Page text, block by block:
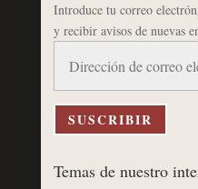
Introduce tu correo
y recibir avisos de nuevas
correo
electrónico
SUSCRIBIR
Temas de nuestro